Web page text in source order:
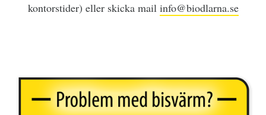
kontorstider) eller skicka mail info@biodlarna.se